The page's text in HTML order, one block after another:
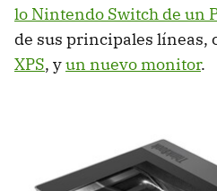
lo Nintendo Switch de un
de sus principales líneas,
XPS, yun nuevo monitor.